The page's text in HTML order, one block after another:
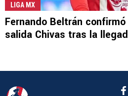
LIGA MX
Fernando Beltrán
salida Chivas tras la